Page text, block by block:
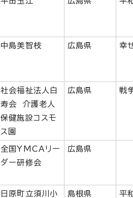
中島美智枝 広島県 幸
社会福祉法人白
寿会 介護老人
保健施設コスモ
ス園
広島県 戦
全国YMCAリー
ダー研修会
広島県
日原町立須川小
島根県 平